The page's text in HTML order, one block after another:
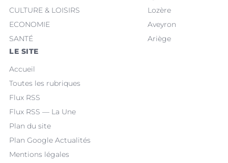
CULTURE & LOISIRS
ECONOMIE
SANTÉ
Lozère
Aveyron
Ariège
LE SITE
Accueil
Toutes les rubriques
Flux RSS
Flux RSS — La Une
Plan du site
Plan Google Actualités
Mentions légales